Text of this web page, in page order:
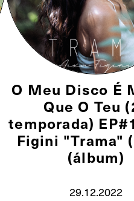
O Meu Disco É
Que O Teu
temporada)
Figini "Trama"
(álbum)
29.12.2022